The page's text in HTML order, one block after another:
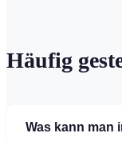
Häufig
Was kann man